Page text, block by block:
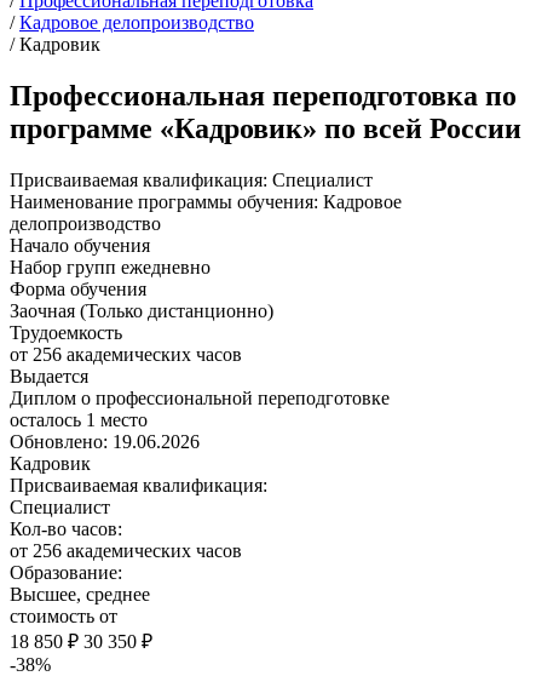
/ Кадровое делопроизводство
/ Кадровик
Профессиональная переподготовка по
программе «Кадровик» по всей России
Присваиваемая квалификация: Специалист
Наименование программы обучения: Кадровое
делопроизводство
Начало обучения
Набор групп ежедневно
Форма обучения
Заочная (Только дистанционно)
Трудоемкость
от 256 академических часов
Выдается
Диплом о профессиональной переподготовке
осталось 1 место
Обновлено: 19.06.2026
Кадровик
Присваиваемая квалификация:
Специалист
Кол-во часов:
от 256 академических часов
Образование:
Высшее, среднее
стоимость от
18 850 ₽ 30 350 ₽
-38%